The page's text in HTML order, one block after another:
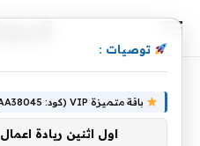
توصيات :
باقة متميزة VIP (كود: AA38045):
اول اثنين ريادة اعمال